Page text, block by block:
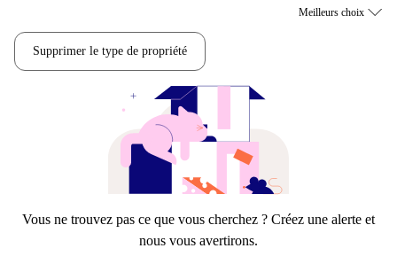
Supprimer le type de propriété
Vous ne trouvez pas ce que vous cherchez ? Créez une alerte et
nous vous avertirons.